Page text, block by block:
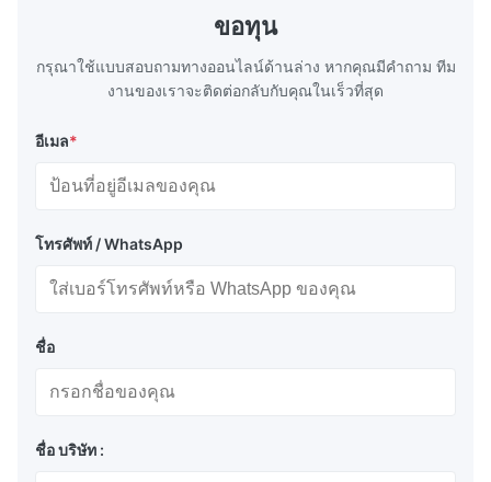
Product Features High-quality tinplate with
ขอทุน
กรุณาใช้แบบสอบถามทางออนไลน์ด้านล่าง หากคุณมีคําถาม ทีม
งานของเราจะติดต่อกลับกับคุณในเร็วที่สุด
อีเมล*
โทรศัพท์ / WhatsApp
ชื่อ
ชื่อ บริษัท :